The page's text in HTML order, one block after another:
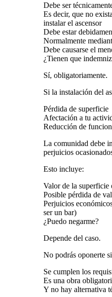
Debe ser
Es decir, que no
instalar el ascensor
Debe estar
Normalmente
Debe causarse el
¿Tienen que
Sí, obligatoriamente.
Si la instalación del
Pérdida de superficie
Afectación a tu
Reducción de
La comunidad debe
perjuicios
Esto incluye:
Valor de la superficie
Posible pérdida de
Perjuicios
ser un bar)
¿Puedo negarme?
Depende del caso.
No podrás oponerte
Se cumplen los
Es una obra
Y no hay alternativa